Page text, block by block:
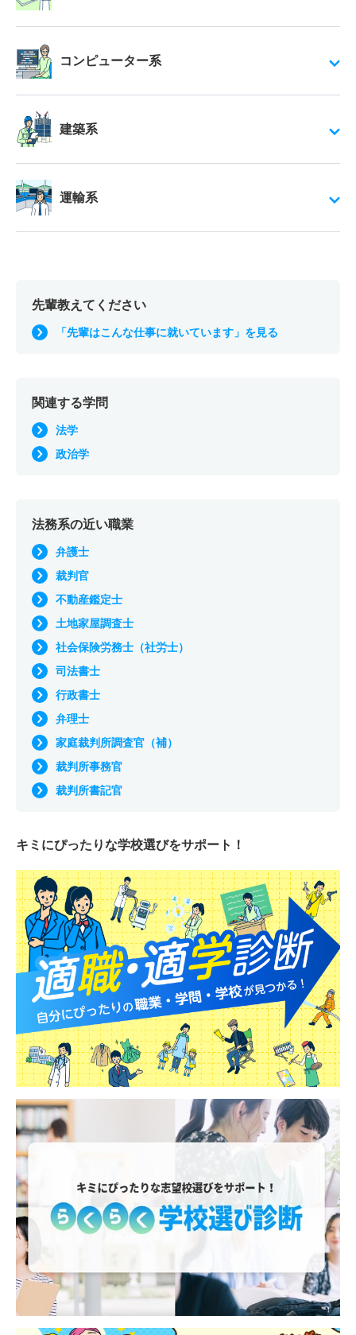
コンピューター系
建築系
運輸系
先輩教えてください
「先輩はこんな仕事に就いています」を見る
関連する学問
法学
政治学
法務系の近い職業
弁護士
裁判官
不動産鑑定士
土地家屋調査士
社会保険労務士（社労士）
司法書士
行政書士
弁理士
家庭裁判所調査官（補）
裁判所事務官
裁判所書記官
キミにぴったりな学校選びをサポート！